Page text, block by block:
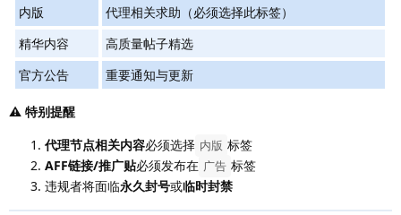
内版
代理相关求助（必须选择此标签）
精华内容
高质量帖子精选
官方公告
重要通知与更新
⚠️ 特别提醒
代理节点相关内容必须选择 内版 标签
AFF链接/推广贴必须发布在 广告 标签
违规者将面临永久封号或临时封禁